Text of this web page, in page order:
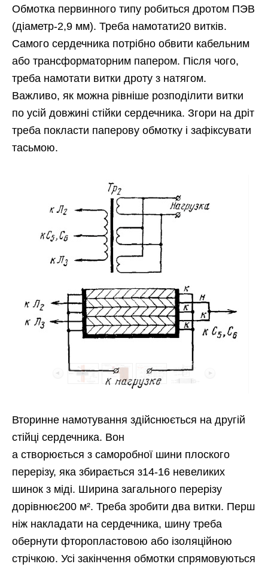
Обмотка первинного типу робиться дротом ПЭВ
(діаметр-2,9 мм). Треба намотати20 витків.
Самого сердечника потрібно обвити кабельним
або трансформаторним папером. Після чого,
треба намотати витки дроту з натягом.
Важливо, як можна рівніше розподілити витки
по усій довжині стійки сердечника. Згори на дріт
треба покласти паперову обмотку і зафіксувати
тасьмою.
Вторинне намотування здійснюється на другій
стійці сердечника. Вон
а створюється з саморобної шини плоского
перерізу, яка збирається з14-16 невеликих
шинок з міді. Ширина загального перерізу
дорівнює200 м². Треба зробити два витки. Перш
ніж накладати на сердечника, шину треба
обернути фторопластовою або ізоляційною
стрічкою. Усі закінчення обмотки спрямовуються